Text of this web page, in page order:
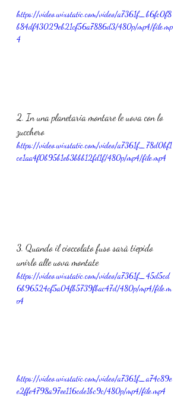
https://video.wixstatic.com/video/a7361f_b6fc0f8
b84df43029eb21cf56a7886d3/480p/mp4/file.mp
4
2. In una planetaria montare le uova con lo
zucchero
https://video.wixstatic.com/video/a7361f_78d0bf1
ce1aa4f0b95b1eb3bbb12fd1f/480p/mp4/file.mp4
3. Quando il cioccolato fuso sarà tiepido
unirlo alle uova montate
https://video.wixstatic.com/video/a7361f_45d5cd
6b96524cf5a04fb5739fbac47d/480p/mp4/file.m
p4
https://video.wixstatic.com/video/a7361f_a74c89e
e2ffe4798a97ee116cde1bc9c/480p/mp4/file.mp4